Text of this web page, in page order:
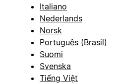
Italiano
Nederlands
Norsk
Português (Brasil)
Suomi
Svenska
Tiếng Việt